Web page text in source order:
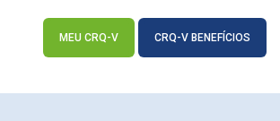
MEU CRQ-V CRQ-V BENEFÍCIOS